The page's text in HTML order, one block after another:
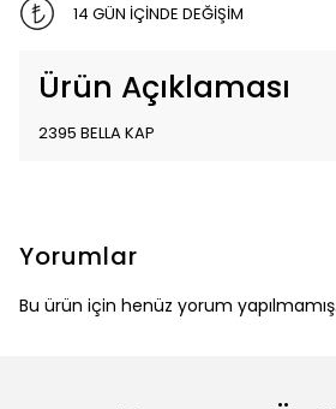
14 GÜN İÇİNDE DEĞİŞİM
Ürün Açıklaması
2395 BELLA KAP
Yorumlar
Bu ürün için henüz yorum yapılmamış.